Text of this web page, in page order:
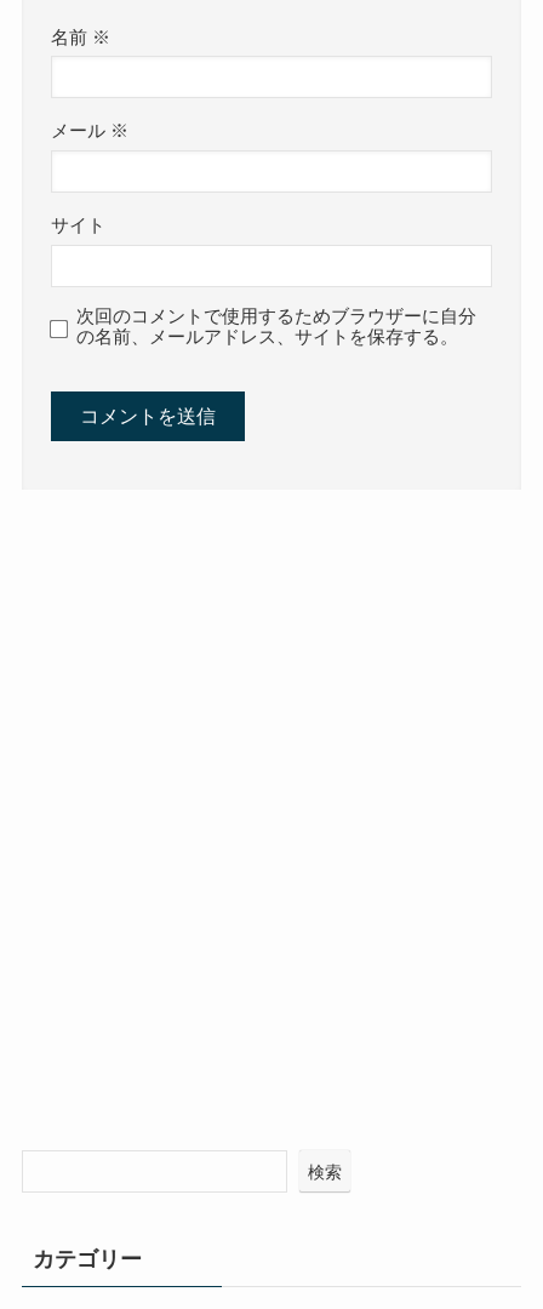
名前 ※
メール ※
サイト
次回のコメントで使用するためブラウザーに自分
の名前、メールアドレス、サイトを保存する。
検索
カテゴリー